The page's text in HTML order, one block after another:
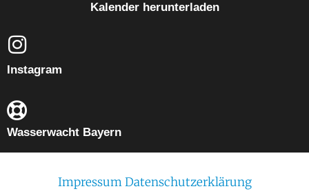
Kalender herunterladen
Instagram
Wasserwacht Bayern
ImpressumDatenschutzerklärung